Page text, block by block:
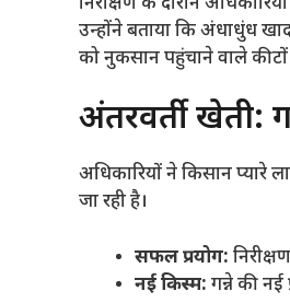
उन्होंने बताया कि अंधाधुंध
को नुकसान पहुंचाने वाले
​अंतरवर्ती खेती:
​अधिकारियों ने किसान प्यारे
जा रही है।
सफल प्रयोग:
नई किस्म: गन्ने की नई